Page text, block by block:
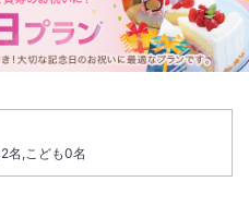
名,こども0名